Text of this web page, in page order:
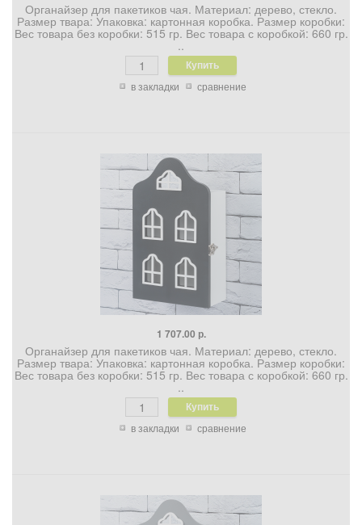
в закладки сравнение
Органайзер для пакетиков чая. Материал: дерево, стекло.
Размер твара: Упаковка: картонная коробка. Размер коробки:
Вес товара без коробки: 515 гр. Вес товара с коробкой: 660 гр.
..
в закладки сравнение
1 707.00 р.
Органайзер для пакетиков чая. Материал: дерево, стекло.
Размер твара: Упаковка: картонная коробка. Размер коробки:
Вес товара без коробки: 515 гр. Вес товара с коробкой: 660 гр.
..